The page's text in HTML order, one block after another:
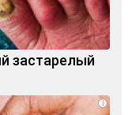
застарелый
i